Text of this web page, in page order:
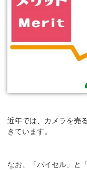
近年では、カメラを売
きています。
なお、「バイセル」と